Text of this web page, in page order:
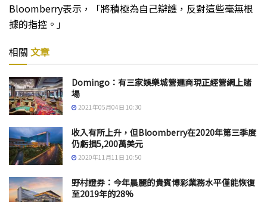
Bloomberry表示，「將積極為自己辯護，反對這些毫無根
據的指控。」
相關 文章
Domingo：有三家娛樂城營運商現正經營網上賭
場
2021年05月04日 10:30
收入有所上升，但Bloomberry在2020年第三季度
仍虧損5,200萬美元
2020年11月11日 10:50
野村證券：今年晨麗的貴賓博彩業務水平僅能恢復
至2019年的28%